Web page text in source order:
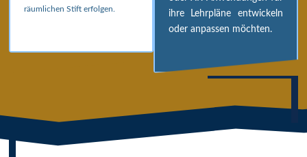
räumlichen Stift erfolgen.
ihre Lehrpläne entwickeln
oder anpassen möchten.